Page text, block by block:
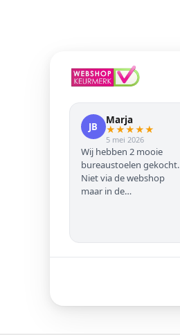
JB
Marja
★★★★★
5 mei 2026
Wij hebben 2 mooie
bureaustoelen gekocht.
Niet via de webshop
maar in de